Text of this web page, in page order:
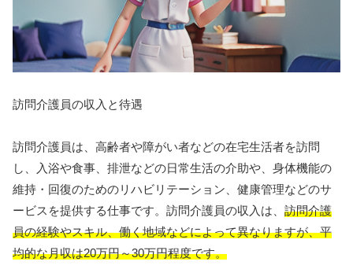
訪問介護員の収入と待遇
訪問介護員は、高齢者や障がい者などの在宅生活者を訪問
し、入浴や食事、排泄などの日常生活の介助や、身体機能の
維持・回復のためのリハビリテーション、健康管理などのサ
ービスを提供する仕事です。訪問介護員の収入は、 訪問介護
員の経験やスキル、働く地域などによって異なりますが、平
均的な月収は20万円～30万円程度です。